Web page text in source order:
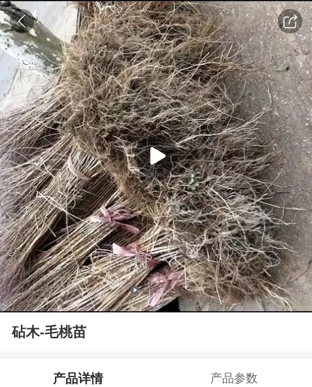
砧木-毛桃苗
产品详情 产品参数